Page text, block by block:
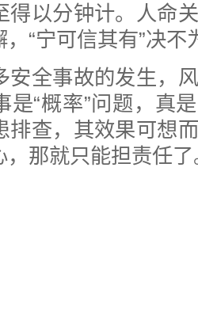
得以分钟计。人命
“宁可信其有”决不
全事故的发生，风
是“概率”问题，真
排查，其效果可想
，那就只能担责任了